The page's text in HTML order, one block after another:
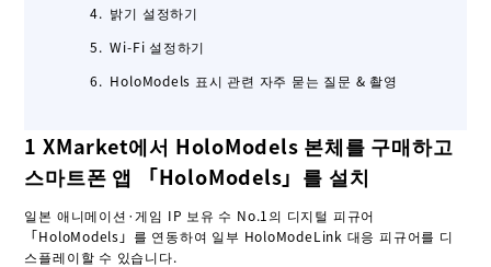
밝기 설정하기
Wi-Fi 설정하기
HoloModels 표시 관련 자주 묻는 질문 & 촬영
1 XMarket에서 HoloModels 본체를 구매하고
스마트폰 앱 「HoloModels」를 설치
일본 애니메이션·게임 IP 보유 수 No.1의 디지털 피규어
「HoloModels」를 연동하여 일부 HoloModeLink 대응 피규어를 디
스플레이할 수 있습니다.